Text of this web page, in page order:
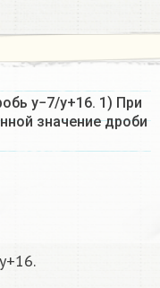
y−7/y+16. 1) При
значение дроби